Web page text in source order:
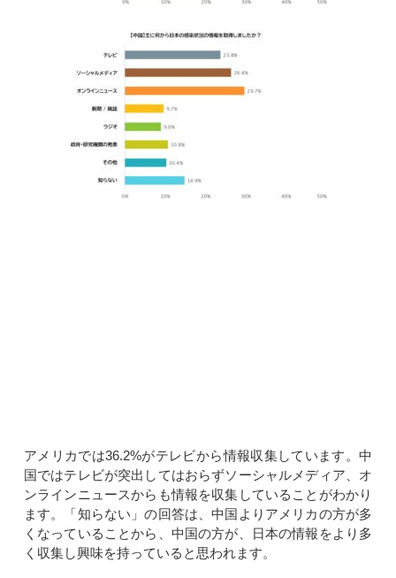
アメリカでは36.2%がテレビから情報収集しています。中
国ではテレビが突出してはおらずソーシャルメディア、オ
ンラインニュースからも情報を収集していることがわかり
ます。「知らない」の回答は、中国よりアメリカの方が多
くなっていることから、中国の方が、日本の情報をより多
く収集し興味を持っていると思われます。